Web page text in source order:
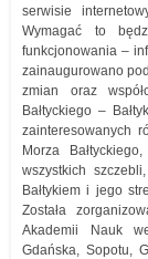
serwisie
Wymagać to
funkcjonowania –
zainaugurowano
zmian oraz
Bałtyckiego –
zainteresowanych
Morza
wszystkich
Bałtykiem i jego
Została
Akademii Nauk
Gdańska, Sopotu,